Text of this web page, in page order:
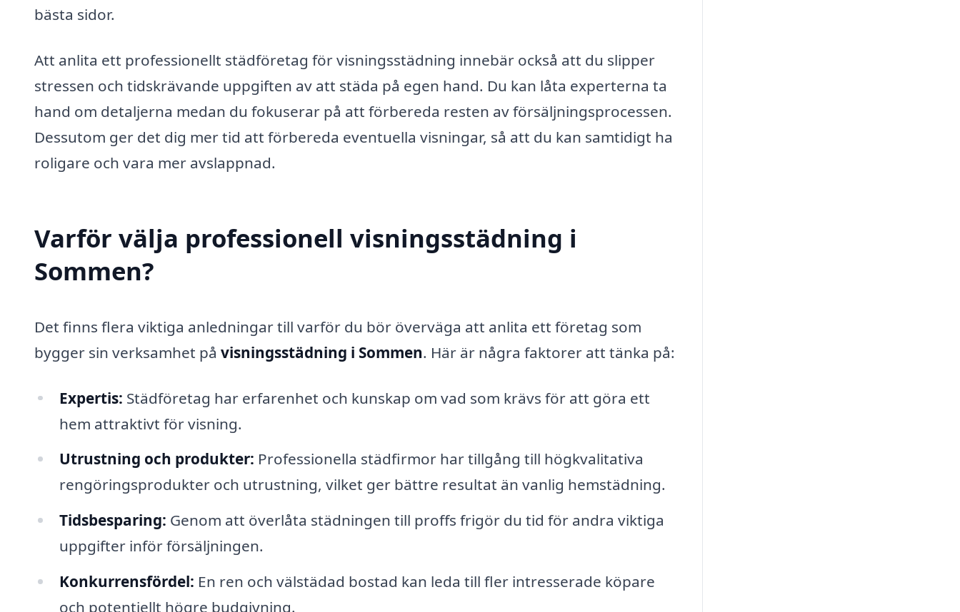
bästa sidor.
Att anlita ett professionellt städföretag för visningsstädning innebär också att du slipper
stressen och tidskrävande uppgiften av att städa på egen hand. Du kan låta experterna ta
hand om detaljerna medan du fokuserar på att förbereda resten av försäljningsprocessen.
Dessutom ger det dig mer tid att förbereda eventuella visningar, så att du kan samtidigt ha
roligare och vara mer avslappnad.
Varför välja professionell visningsstädning i
Sommen?
Det finns flera viktiga anledningar till varför du bör överväga att anlita ett företag som
bygger sin verksamhet på visningsstädning i Sommen. Här är några faktorer att tänka på:
Expertis: Städföretag har erfarenhet och kunskap om vad som krävs för att göra ett
hem attraktivt för visning.
Utrustning och produkter: Professionella städfirmor har tillgång till högkvalitativa
rengöringsprodukter och utrustning, vilket ger bättre resultat än vanlig hemstädning.
Tidsbesparing: Genom att överlåta städningen till proffs frigör du tid för andra viktiga
uppgifter inför försäljningen.
Konkurrensfördel: En ren och välstädad bostad kan leda till fler intresserade köpare
och potentiellt högre budgivning.